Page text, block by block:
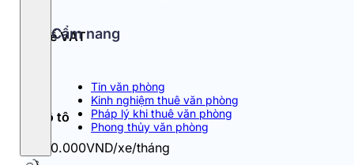
Cẩm nang
Tin văn phòng
Kinh nghiệm thuê văn phòng
Pháp lý khi thuê văn phòng
Phong thủy văn phòng
Thuế VAT
Đỗ ô tô
1.540.000VND/xe/tháng